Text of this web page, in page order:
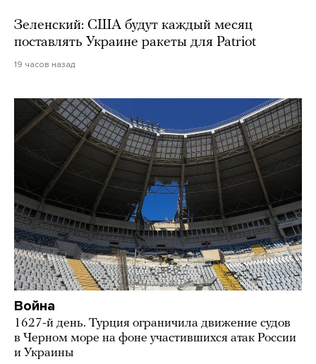
Зеленский: США будут каждый месяц
поставлять Украине ракеты для Patriot
19 часов назад
Война
1627-й день. Турция ограничила движение судов
в Черном море на фоне участившихся атак России
и Украины